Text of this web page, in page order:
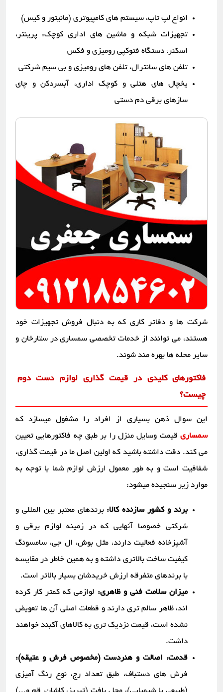
انواع لپ تاپ، سیستم های کامپیوتری (مانیتور و کیس)
تجهیزات شبکه و ماشین های اداری کوچک: پرینتر،
اسکنر، دستگاه فتوکپی رومیزی و فکس
تلفن های سانترال، تلفن های رومیزی و بی سیم شرکتی
یخچال های هتلی و کوچک اداری، آبسردکن و چای
سازهای برقی دم دستی
شرکت ها و دفاتر کاری که به دنبال فروش تجهیزات خود
هستند، می توانند از خدمات تخصصی سمساری در ستارخان و
سایر محله ها بهره مند شوند.
فاکتورهای کلیدی در قیمت گذاری لوازم دست دوم
چیست؟
این سوال ذهن بسیاری از افراد را مشغول میسازد که
سمساری قیمت وسایل منزل را بر طبق چه فاکتورهایی تعیین
می کند. دقت داشته باشید که اولین اصل ما در قیمت گذاری،
شفافیت است و به طور معمول ارزش لوازم شما با توجه به
موارد زیر سنجیده میشود:
برند و کشور سازنده کالا: برندهای معتبر بین المللی و
شرکتی خصوصا آنهایی که در زمینه لوازم برقی و
آشپزخانه فعالیت دارند، مثل بوش، ال جی، سامسونگ
کیفیت ساخت بالاتری داشته و به همین خاطر در مقایسه
با برندهای متفرقه ارزش خریدشان بسیار بالاتر است.
میزان سلامت فنی و ظاهری: لوازمی که کمتر کار کرده
اند، ظاهر سالم تری دارند و قطعات اصلی آن ها تعویض
نشده است، قیمت نزدیک تری به کالاهای آکبند خواهند
داشت.
قدمت، اصالت و هنردست (مخصوص فرش و عتیقه):
فرش های دستباف، طبق تعداد رج، نوع رنگ آمیزی